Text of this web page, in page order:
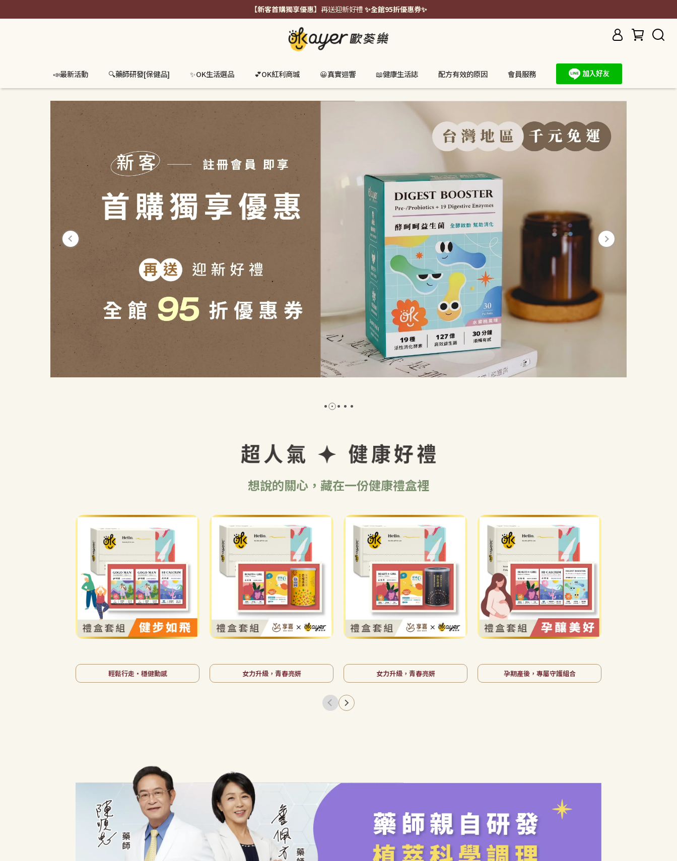
【新客首購獨享優惠】 再送迎新好禮 ✨全館95折優惠券✨
📣最新活動 🔍️藥師研發[保健品] ✨OK生活選品 💕OK紅利商城 😀真實迴響 📖健康生活誌 配方有效的原因 會員服務
想說的關心，藏在一份健康禮盒裡
輕鬆行走・穩健動感
【健步如飛】行動不卡3件
組 - go敏捷x2盒+高鈣密-
健康禮盒
NT$2,480 NT$3,190
已售完
女力升級，青春亮妍
【女力亮妍】3件組｜益植
莓＋耀妍C＋享嘉杏仁茶／
高鈣黑芝麻糊（二選一）
｜私密調理×亮妍補給・
贈品牌禮袋
NT$1,060 NT$1,700
加入購物車
女力升級，青春亮妍
【女力亮妍】3件組｜益植
莓＋耀妍C＋享嘉高鈣黑芝
麻糊／杏仁茶（二選一）
｜私密調理×亮妍補給・
贈品牌禮袋
NT$1,060 NT$1,700
加入購物車
孕期產後，專屬守護組合
【孕釀美好禮盒】孕媽咪3
件組｜酵呵呵益生菌＋益
植莓＋高鈣密｜孕期產後
營養補給・溫柔守護每位
媽媽
NT$1,600 NT$1,900
已售完